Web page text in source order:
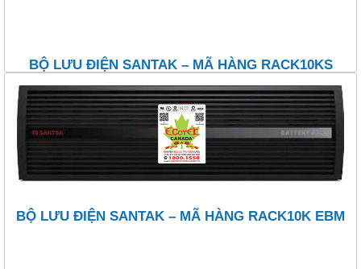
BỘ LƯU ĐIỆN SANTAK – MÃ HÀNG RACK10KS
BỘ LƯU ĐIỆN SANTAK – MÃ HÀNG RACK10K EBM